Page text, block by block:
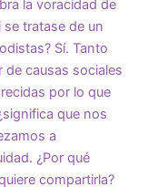
la voracidad de
tratase de un
Sí. Tanto
causas sociales
por lo que
que nos
a
¿Por qué
compartirla?